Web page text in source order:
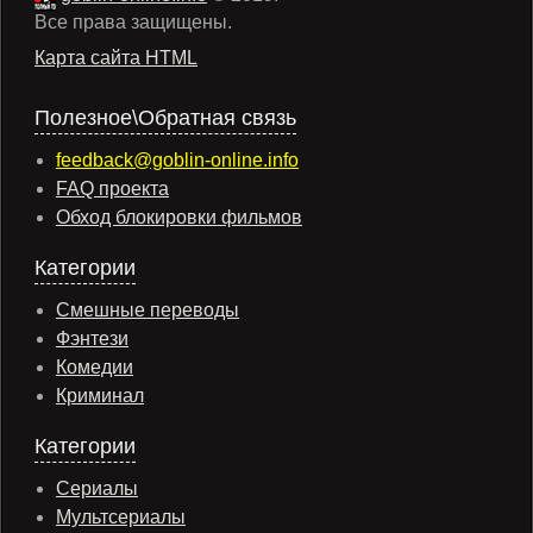
Все права защищены.
Карта сайта HTML
Полезное\Обратная связь
feedback@goblin-online.info
FAQ проекта
Обход блокировки фильмов
Категории
Смешные переводы
Фэнтези
Комедии
Криминал
Категории
Сериалы
Мультсериалы